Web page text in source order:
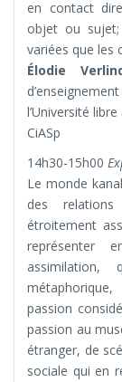
en contact
objet ou
variées que les
Élodie
l’Université
CiASp
14h30-15h00
Le monde
des
étroitement
représenter
passion
passion au
étranger, de
sociale qui en